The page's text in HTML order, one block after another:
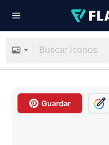
Guardar